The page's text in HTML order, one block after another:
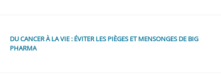
DU CANCER À LA VIE : ÉVITER LES PIÈGES ET MENSONGES DE BIG
PHARMA